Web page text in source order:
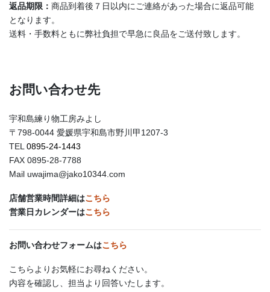
返品期限： 商品到着後７日以内にご連絡があった場合に返品可能
となります。
送料・手数料ともに弊社負担で早急に良品をご送付致します。
お問い合わせ先
宇和島練り物工房みよし
〒798-0044 愛媛県宇和島市野川甲1207-3
TEL0895-24-1443
FAX 0895-28-7788
Mail uwajima@jako10344.com
店舗営業時間詳細はこちら
営業日カレンダーはこちら
お問い合わせフォームはこちら
こちらよりお気軽にお尋ねください。
内容を確認し、担当より回答いたします。